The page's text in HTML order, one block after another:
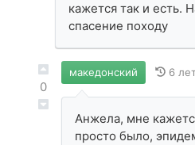
кажется так и есть.
спасение походу
0
македонский 6
Анжела, мне
просто было,